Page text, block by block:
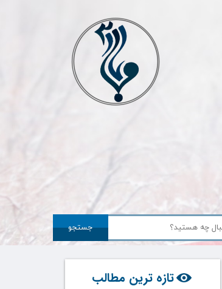
جستجو
تازه ترین مطالب